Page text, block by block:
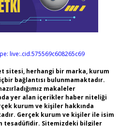
live:.cid.575569c608265c69
sitesi, herhangi bir marka, kurum
bağlantısı bulunmamaktadır.
makaleler
yer alan içerikler haber niteliği
kurum ve kişiler hakkında
Gerçek kurum ve kişiler ile isim
tesadüfidir. Sitemizdeki bilgiler